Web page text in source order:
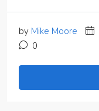
by Mike Moore
0